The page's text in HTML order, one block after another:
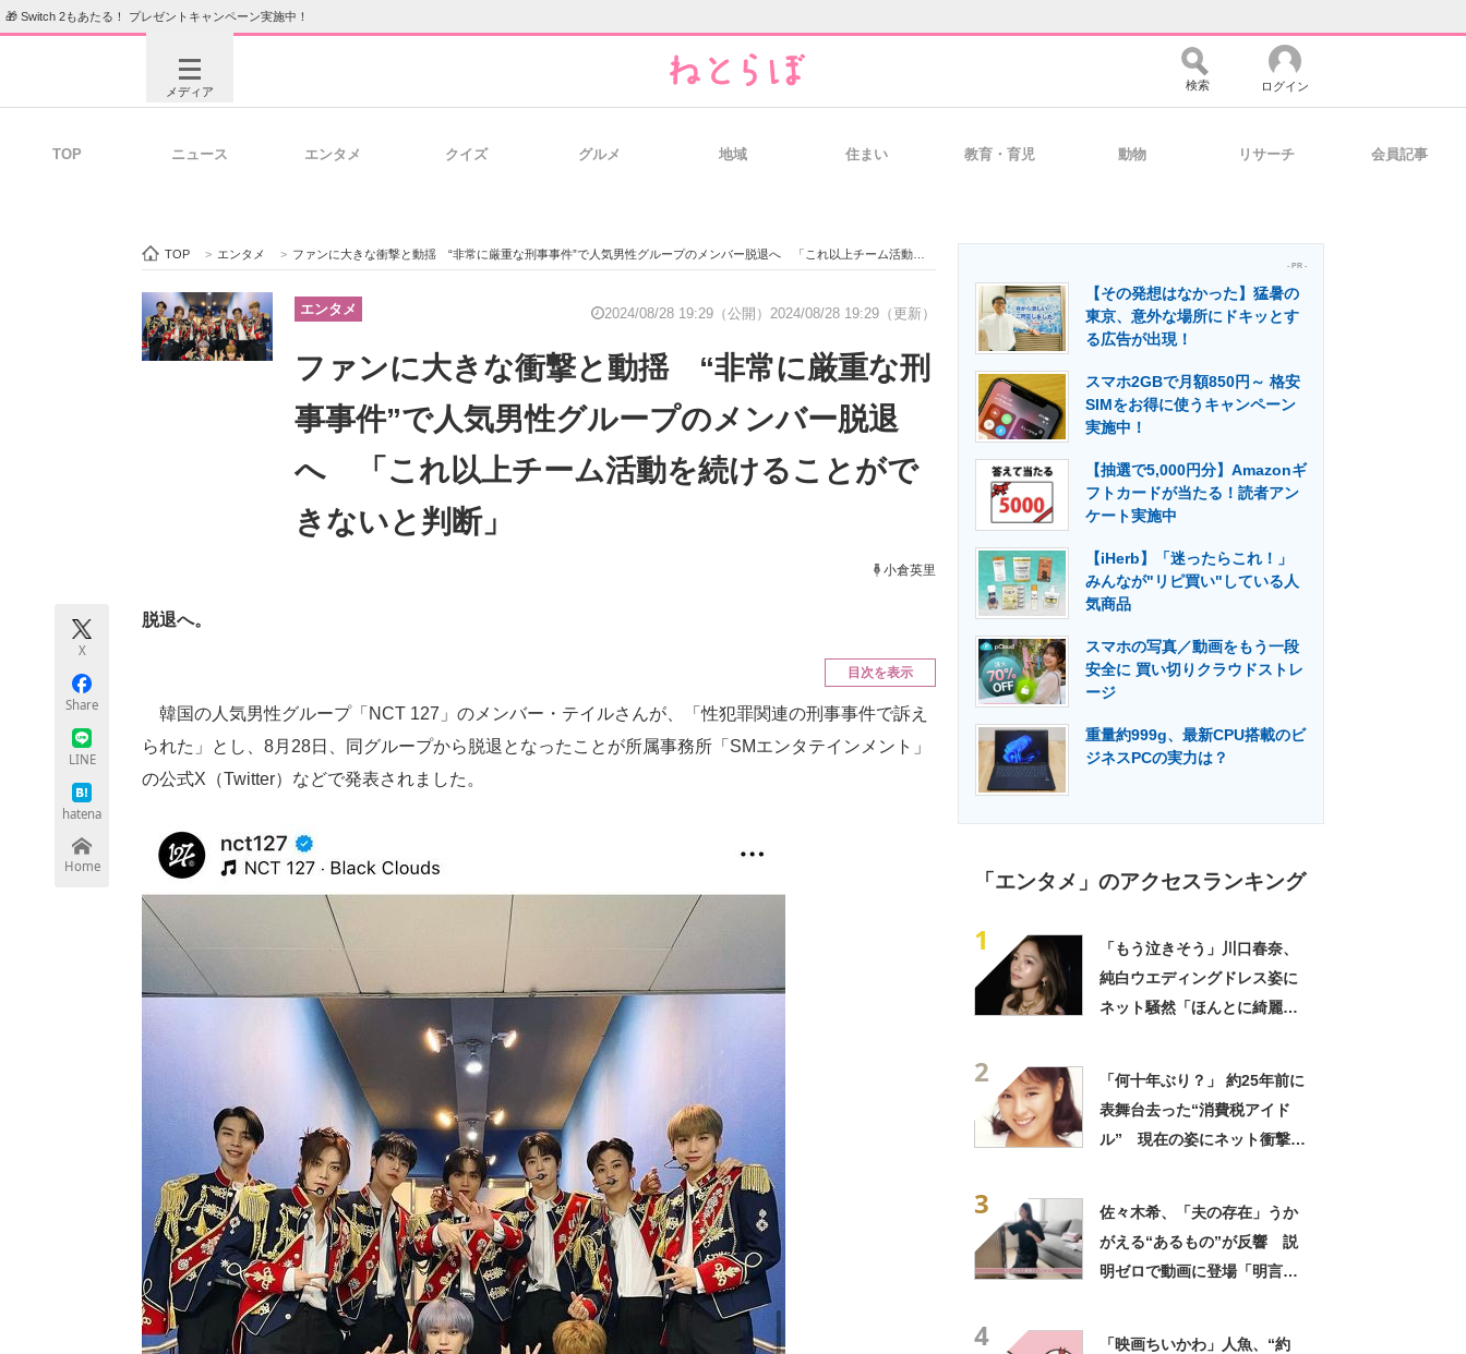
🎁 Switch 2もあたる！ プレゼントキャンペーン実施中！
メディア
ビジネスと働き方のヒント 経営リーダーのコミュニティ マーケ×ITの今がよく分かる
ITエンジニア向け専門サイト IT製品の技術・比較・事例 製造業のIT導入・活用を支援
エレクトロニクス専門サイト エネルギーの専門メディア 建設×テクノロジーの最前線
検索 ログイン
TOP ニュース エンタメ クイズ グルメ 地域 住まい 教育・育児 動物 リサーチ 会員記事
TOP > エンタメ > ファンに大きな衝撃と動揺 “非常に厳重な刑事事件”で人気男性グループのメンバー脱退へ 「これ以上チーム活動を続けることができないと判断」
エンタメ 2024/08/28 19:29（公開） 2024/08/28 19:29（更新）
ファンに大きな衝撃と動揺 “非常に厳重な刑
事事件”で人気男性グループのメンバー脱退
へ 「これ以上チーム活動を続けることがで
きないと判断」
小倉英里
X
Share
LINE
hatena
Home
脱退へ。
目次を表示
韓国の人気男性グループ「NCT 127」のメンバー・テイルさんが、「性犯罪関連の刑事事件で訴え
られた」とし、8月28日、同グループから脱退となったことが所属事務所「SMエンタテインメント」
の公式X（Twitter）などで発表されました。
- PR -
【その発想はなかった】猛暑の
東京、意外な場所にドキッとす
る広告が出現！
スマホ2GBで月額850円～ 格安
SIMをお得に使うキャンペーン
実施中！
【抽選で5,000円分】Amazonギ
フトカードが当たる！読者アン
ケート実施中
【iHerb】「迷ったらこれ！」
みんなが"リピ買い"している人
気商品
スマホの写真／動画をもう一段
安全に 買い切りクラウドストレ
ージ
重量約999g、最新CPU搭載のビ
ジネスPCの実力は？
「エンタメ」のアクセスランキング
1
「もう泣きそう」川口春奈、
純白ウエディングドレス姿に
ネット騒然「ほんとに綺麗」
2
「何十年ぶり？」 約25年前に
表舞台去った“消費税アイド
ル” 現在の姿にネット衝撃
3
佐々木希、「夫の存在」うか
がえる“あるもの”が反響 説
明ゼロで動画に登場「明言し
4
「映画ちいかわ」人魚、“約